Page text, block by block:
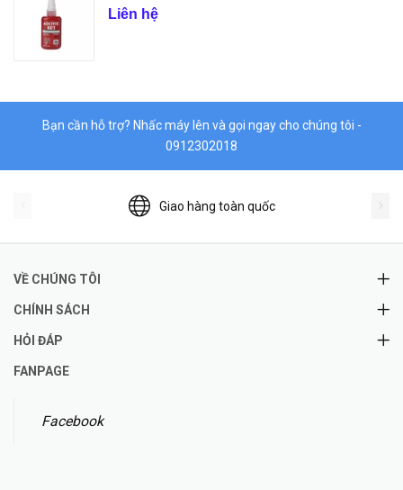
Liên hệ
Bạn cần hỗ trợ? Nhấc máy lên và gọi ngay cho chúng tôi -
0912302018
Giao hàng toàn quốc
VỀ CHÚNG TÔI
CHÍNH SÁCH
HỎI ĐÁP
FANPAGE
Facebook